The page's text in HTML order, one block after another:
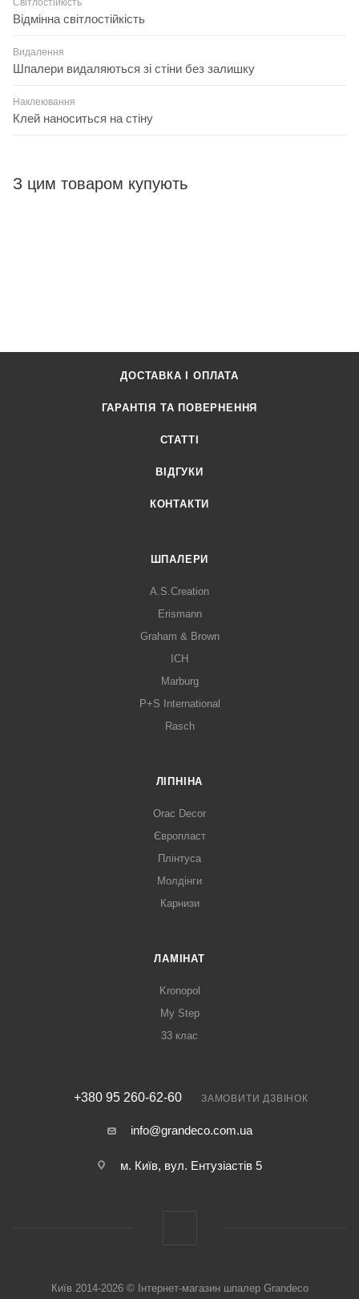
Світлостійкість
Відмінна світлостійкість
Видалення
Шпалери видаляються зі стіни без залишку
Наклеювання
Клей наноситься на стіну
З цим товаром купують
ДОСТАВКА І ОПЛАТА
ГАРАНТІЯ ТА ПОВЕРНЕННЯ
СТАТТІ
ВІДГУКИ
КОНТАКТИ
ШПАЛЕРИ
A.S.Creation
Erismann
Graham & Brown
ICH
Marburg
P+S International
Rasch
ЛІПНІНА
Orac Decor
Європласт
Плінтуса
Молдінги
Карнизи
ЛАМІНАТ
Kronopol
My Step
33 клас
+380 95 260-62-60 ЗАМОВИТИ ДЗВІНОК
info@grandeco.com.ua
м. Київ, вул. Ентузіастів 5
Київ 2014-2026 © Інтернет-магазин шпалер Grandeco